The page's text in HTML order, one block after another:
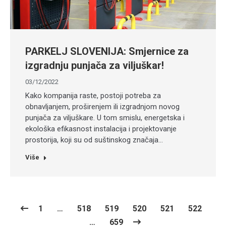
PARKELJ SLOVENIJA: Smjernice za
izgradnju punjača za viljuškar!
03/12/2022
Kako kompanija raste, postoji potreba za
obnavljanjem, proširenjem ili izgradnjom novog
punjača za viljuškare. U tom smislu, energetska i
ekološka efikasnost instalacija i projektovanje
prostorija, koji su od suštinskog značaja…
Više
1 … 518 519 520 521
522
…
659